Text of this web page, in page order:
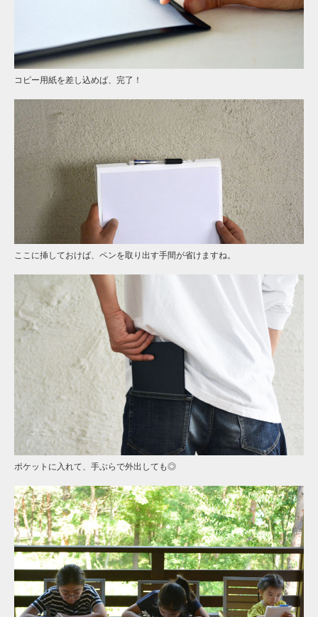
コピー用紙を差し込めば、完了！
ここに挿しておけば、ペンを取り出す手間が省けますね。
ポケットに入れて、手ぶらで外出しても◎